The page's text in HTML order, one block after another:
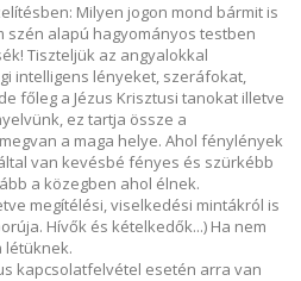
Milyen jogon mond bármit is
szén alapú hagyományos testben
Tiszteljük az angyalokkal
intelligens lényeket, szeráfokat,
főleg a Jézus Krisztusi tanokat illetve
ez tartja össze a
a maga helye. Ahol fénylények
van kevésbé fényes és szürkébb
a közegben ahol élnek.
megítélési, viselkedési mintákról is
Hívők és kételkedők...) Ha nem
létüknek.
kapcsolatfelvétel esetén arra van